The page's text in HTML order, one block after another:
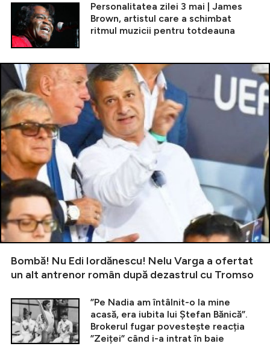
Personalitatea zilei 3 mai | James
Brown, artistul care a schimbat
ritmul muzicii pentru totdeauna
Bombă! Nu Edi Iordănescu! Nelu Varga a ofertat
un alt antrenor român după dezastrul cu Tromso
”Pe Nadia am întâlnit-o la mine
acasă, era iubita lui Ștefan Bănică”.
Brokerul fugar povestește reacția
”Zeiței” când i-a intrat în baie